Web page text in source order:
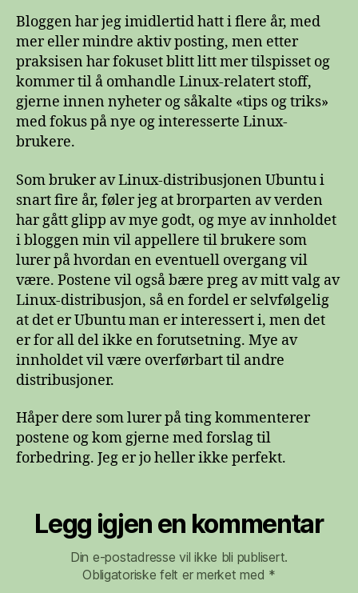
Bloggen har jeg imidlertid hatt i flere år, med
mer eller mindre aktiv posting, men etter
praksisen har fokuset blitt litt mer tilspisset og
kommer til å omhandle Linux-relatert stoff,
gjerne innen nyheter og såkalte «tips og triks»
med fokus på nye og interesserte Linux-
brukere.
Som bruker av Linux-distribusjonen Ubuntu i
snart fire år, føler jeg at brorparten av verden
har gått glipp av mye godt, og mye av innholdet
i bloggen min vil appellere til brukere som
lurer på hvordan en eventuell overgang vil
være. Postene vil også bære preg av mitt valg av
Linux-distribusjon, så en fordel er selvfølgelig
at det er Ubuntu man er interessert i, men det
er for all del ikke en forutsetning. Mye av
innholdet vil være overførbart til andre
distribusjoner.
Håper dere som lurer på ting kommenterer
postene og kom gjerne med forslag til
forbedring. Jeg er jo heller ikke perfekt.
Legg igjen en kommentar
Din e-postadresse vil ikke bli publisert.
Obligatoriske felt er merket med *